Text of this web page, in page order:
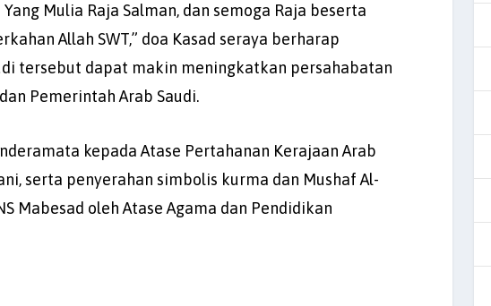
Mulia Raja Salman, dan semoga Raja beserta
Allah SWT,” doa Kasad seraya berharap
tersebut dapat makin meningkatkan persahabatan
Pemerintah Arab Saudi.
kepada Atase Pertahanan Kerajaan Arab
serta penyerahan simbolis kurma dan Mushaf Al-
Mabesad oleh Atase Agama dan Pendidikan